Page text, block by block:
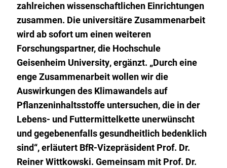
zahlreichen wissenschaftlichen Einrichtungen
zusammen. Die universitäre Zusammenarbeit
wird ab sofort um einen weiteren
Forschungspartner, die Hochschule
Geisenheim University, ergänzt. „Durch eine
enge Zusammenarbeit wollen wir die
Auswirkungen des Klimawandels auf
Pflanzeninhaltsstoffe untersuchen, die in der
Lebens- und Futtermittelkette unerwünscht
und gegebenenfalls gesundheitlich bedenklich
sind“, erläutert BfR-Vizepräsident Prof. Dr.
Reiner Wittkowski. Gemeinsam mit Prof. Dr.